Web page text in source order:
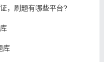
，刷题有哪些平台?
库